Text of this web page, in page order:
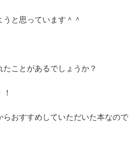
と思っています＾＾
たことがあるでしょうか？
らおすすめしていただいた本なので